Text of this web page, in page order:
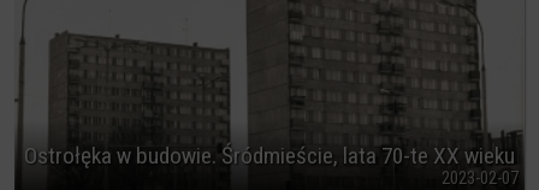
Ostrołęka w budowie. Śródmieście, lata 70-te XX wieku
2023-02-07